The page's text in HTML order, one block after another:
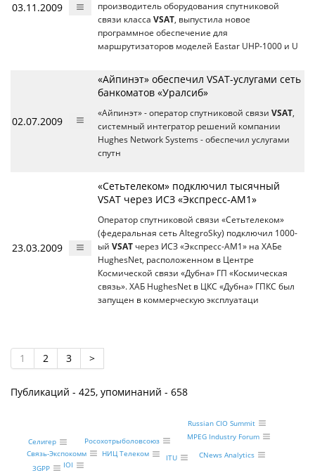
03.11.2009
производитель оборудования спутниковой
связи класса VSAT, выпустила новое
программное обеспечение для
маршрутизаторов моделей Eastar UHP-1000 и U
02.07.2009
«Айпинэт» обеспечил VSAT-услугами сеть
банкоматов «Уралсиб»
«Айпинэт» - оператор спутниковой связи VSAT,
системный интегратор решений компании
Hughes Network Systems - обеспечил услугами
спутн
23.03.2009
«Сетьтелеком» подключил тысячный
VSAT через ИСЗ «Экспресс-АМ1»
Оператор спутниковой связи «Сетьтелеком»
(федеральная сеть AltegroSky) подключил 1000-
ый VSAT через ИСЗ «Экспресс-АМ1» на ХАБе
HughesNet, расположенном в Центре
Космической связи «Дубна» ГП «Космическая
связь». ХАБ HughesNet в ЦКС «Дубна» ГПКС был
запущен в коммерческую эксплуатаци
1 2 3 >
Публикаций - 425, упоминаний - 658
CNews Analytics
ITU
НИЦ Телеком
IOI
Связь-Экспокомм
3GPP
MPEG Industry Forum
Росохотрыболовсоюз
Селигер
Russian CIO Summit